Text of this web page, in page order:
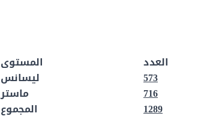
العدد
المستوى
573
ليسانس
716
ماستر
1289 المجموع